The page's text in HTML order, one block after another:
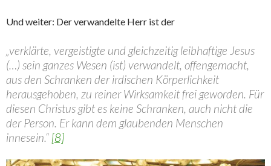
Und weiter: Der verwandelte Herr ist der
„verklärte, vergeistigte und gleichzeitig leibhaftige Jesus
(…) sein ganzes Wesen (ist) verwandelt, offengemacht,
aus den Schranken der irdischen Körperlichkeit
herausgehoben, zu reiner Wirksamkeit frei geworden. Für
diesen Christus gibt es keine Schranken, auch nicht die
der Person. Er kann dem glaubenden Menschen
innesein.“ [8]